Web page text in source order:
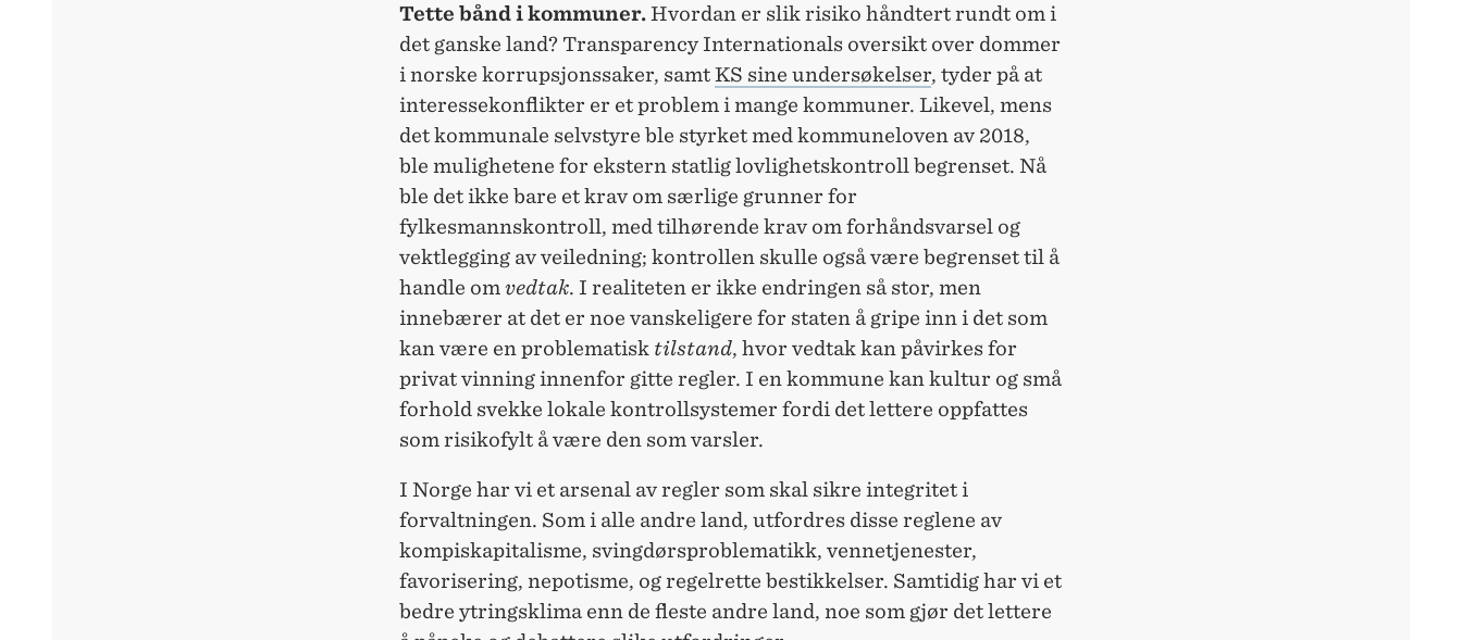
Tette bånd i kommuner.Hvordan er slik risiko håndtert rundt om i
det ganske land? Transparency Internationals oversikt over dommer
i norske korrupsjonssaker, samtKS sine undersøkelser, tyder på at
interessekonflikter er et problem i mange kommuner. Likevel, mens
det kommunale selvstyre ble styrket med kommuneloven av 2018,
ble mulighetene for ekstern statlig lovlighetskontroll begrenset. Nå
ble det ikke bare et krav om særlige grunner for
fylkesmannskontroll, med tilhørende krav om forhåndsvarsel og
vektlegging av veiledning; kontrollen skulle også være begrenset til å
handle om vedtak. I realiteten er ikke endringen så stor, men
innebærer at det er noe vanskeligere for staten å gripe inn i det som
kan være en problematisk tilstand, hvor vedtak kan påvirkes for
privat vinning innenfor gitte regler. I en kommune kan kultur og små
forhold svekke lokale kontrollsystemer fordi det lettere oppfattes
som risikofylt å være den som varsler.
I Norge har vi et arsenal av regler som skal sikre integritet i
forvaltningen. Som i alle andre land, utfordres disse reglene av
kompiskapitalisme, svingdørsproblematikk, vennetjenester,
favorisering, nepotisme, og regelrette bestikkelser. Samtidig har vi et
bedre ytringsklima enn de fleste andre land, noe som gjør det lettere